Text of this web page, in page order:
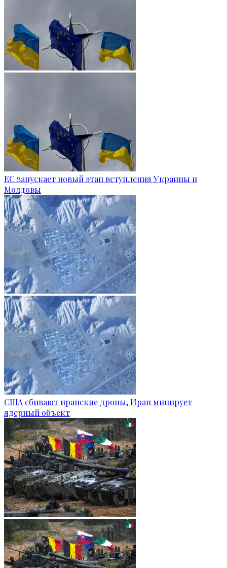
ЕС запускает новый этап вступления Украины и
Молдовы
США сбивают иранские дроны, Иран минирует
ядерный объект